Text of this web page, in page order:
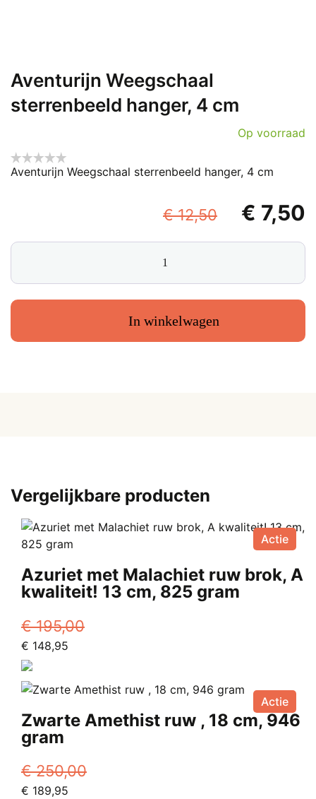
Aventurijn Weegschaal
sterrenbeeld hanger, 4 cm
Op voorraad
Aventurijn Weegschaal sterrenbeeld hanger, 4 cm
€12,50
€ 12,50.
€ 7,50
Aventurijn
sterrenbeeld
hanger,
cm
In winkelwagen
Vergelijkbare producten
Actie
Azuriet met Malachiet ruw brok, A
kwaliteit! 13 cm, 825 gram
€195,00
Oorspronkelijke
prijs
was:
€ 195,00.
€ 148,95
€ 148,95.
Actie
Zwarte Amethist ruw , 18 cm, 946
gram
€250,00
Oorspronkelijke
€ 189,95